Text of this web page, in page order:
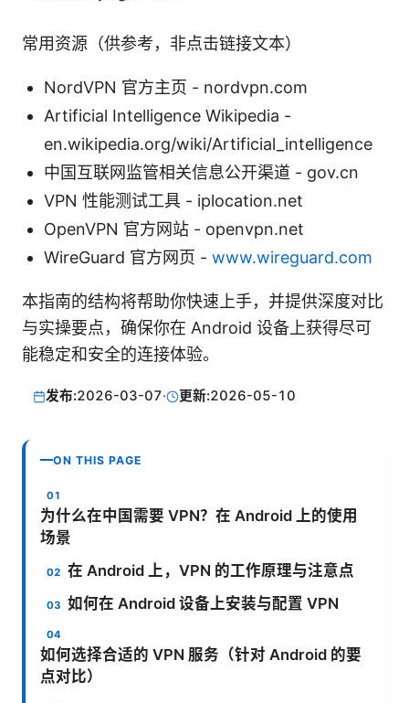
常用资源（供参考，非点击链接文本）
NordVPN 官方主页 - nordvpn.com
Artificial Intelligence Wikipedia -
en.wikipedia.org/wiki/Artificial_intelligence
中国互联网监管相关信息公开渠道 - gov.cn
VPN 性能测试工具 - iplocation.net
OpenVPN 官方网站 - openvpn.net
WireGuard 官方网页 - www.wireguard.com
本指南的结构将帮助你快速上手，并提供深度对比
与实操要点，确保你在 Android 设备上获得尽可
能稳定和安全的连接体验。
发布:2026-03-07· 更新:2026-05-10
ON THIS PAGE
为什么在中国需要 VPN？在 Android 上的使用
场景
在 Android 上，VPN 的工作原理与注意点
如何在 Android 设备上安装与配置 VPN
如何选择合适的 VPN 服务（针对 Android 的要
点对比）